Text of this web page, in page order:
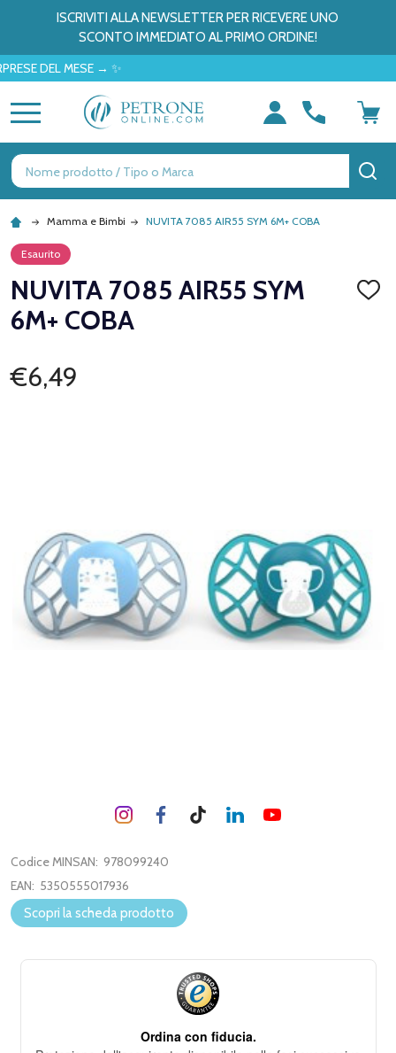
ISCRIVITI ALLA NEWSLETTER PER RICEVERE UNO
SCONTO IMMEDIATO AL PRIMO ORDINE!
DEL MESE → ✨
Ricerca
Mamma e Bimbi NUVITA 7085 AIR55 SYM 6M+ COBA
Esaurito
NUVITA 7085 AIR55 SYM
6M+ COBA
€6,49
Codice MINSAN: 978099240
EAN: 5350555017936
Scopri la scheda prodotto